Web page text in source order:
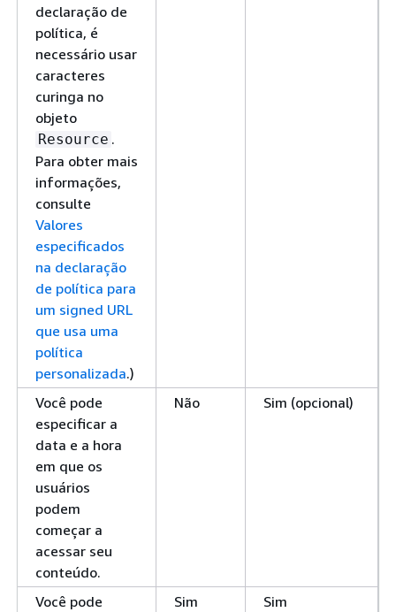
declaração de
política, é
necessário usar
caracteres
curinga no
objeto
Resource .
Para obter mais
informações,
consulte
Valores
especificados
na declaração
de política para
um signed URL
que usa uma
política
personalizada.)
Você pode
especificar a
data e a hora
em que os
usuários
podem
começar a
acessar seu
conteúdo.
Não Sim (opcional)
Você pode
Sim Sim